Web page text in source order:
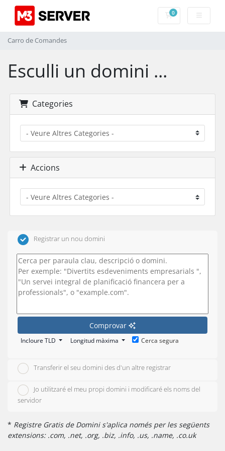
0Carro de
Carro de Comandes
Esculli un domini ...
Categories
Accions
Registrar un nou domini
Comprovar
Incloure TLD Longitud màxima Cerca segura
Transferir el seu domini des d'un altre registrar
Jo utilitzaré el meu propi domini i modificaré els noms del
servidor
* Registre Gratis de Domini s'aplica només per les següents
extensions: .com, .net, .org, .biz, .info, .us, .name, .co.uk